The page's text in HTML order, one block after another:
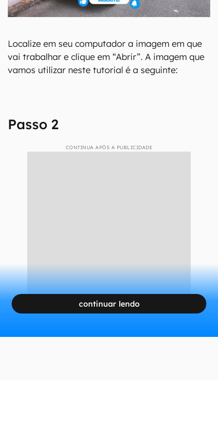
Localize em seu computador a imagem em que
vai trabalhar e clique em “Abrir”. A imagem que
vamos utilizar neste tutorial é a seguinte:
Passo 2
CONTINUA APÓS A PUBLICIDADE
continuar lendo